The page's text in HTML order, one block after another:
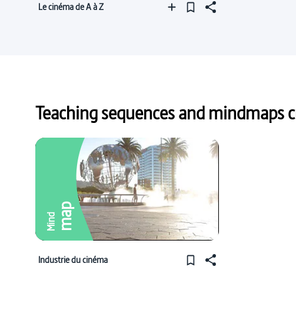
Le cinéma de A à Z
Teaching sequences and mindmaps
Mindmap
Industrie du cinéma